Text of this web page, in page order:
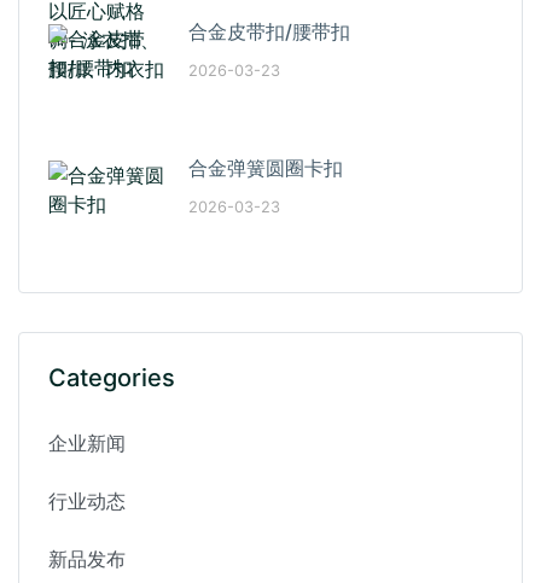
合金皮带扣/腰带扣
2026-03-23
合金弹簧圆圈卡扣
2026-03-23
Categories
企业新闻
行业动态
新品发布